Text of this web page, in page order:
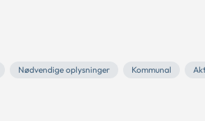
Nødvendige oplysninger Kommunal